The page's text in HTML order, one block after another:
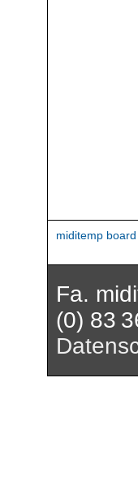
miditemp board
Fa.
(0) 83